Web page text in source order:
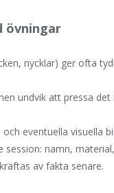
övningar
nycklar) ger ofta
undvik att pressa
eventuella visuella
namn,
av fakta senare.